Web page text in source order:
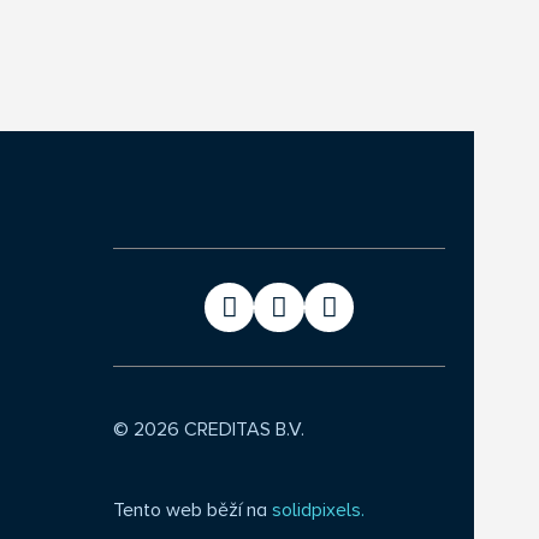
© 2026 CREDITAS B.V.
Tento web běží nasolidpixels.